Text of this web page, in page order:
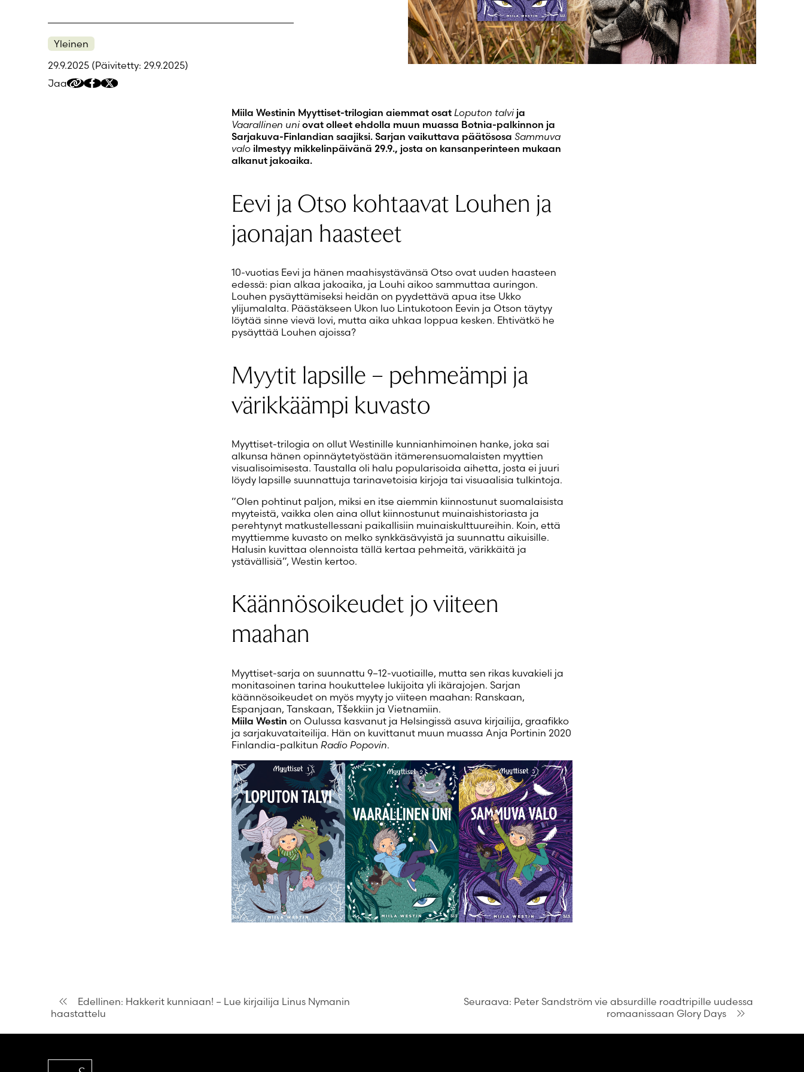
Luo uusi tili
Yleinen
29.9.2025 (Päivitetty: 29.9.2025)
Jaa
Kopioi
JaaJaa
Miila Westinin Myyttiset-trilogian aiemmat osat Loputon talvija
Vaarallinen uniovat olleet ehdolla muun muassa Botnia-palkinnon ja
Sarjakuva-Finlandian saajiksi. Sarjan vaikuttava päätösosa Sammuva
valoilmestyy mikkelinpäivänä 29.9., josta on kansanperinteen mukaan
alkanut jakoaika.
Eevi ja Otso kohtaavat Louhen ja
jaonajan haasteet
10-vuotias Eevi ja hänen maahisystävänsä Otso ovat uuden haasteen
edessä: pian alkaa jakoaika, ja Louhi aikoo sammuttaa auringon.
Louhen pysäyttämiseksi heidän on pyydettävä apua itse Ukko
ylijumalalta. Päästäkseen Ukon luo Lintukotoon Eevin ja Otson täytyy
löytää sinne vievä lovi, mutta aika uhkaa loppua kesken. Ehtivätkö he
pysäyttää Louhen ajoissa?
Myytit lapsille – pehmeämpi ja
värikkäämpi kuvasto
Myyttiset-trilogia on ollut Westinille kunnianhimoinen hanke, joka sai
alkunsa hänen opinnäytetyöstään itämerensuomalaisten myyttien
visualisoimisesta. Taustalla oli halu popularisoida aihetta, josta ei juuri
löydy lapsille suunnattuja tarinavetoisia kirjoja tai visuaalisia tulkintoja.
”Olen pohtinut paljon, miksi en itse aiemmin kiinnostunut suomalaisista
myyteistä, vaikka olen aina ollut kiinnostunut muinaishistoriasta ja
perehtynyt matkustellessani paikallisiin muinaiskulttuureihin. Koin, että
myyttiemme kuvasto on melko synkkäsävyistä ja suunnattu aikuisille.
Halusin kuvittaa olennoista tällä kertaa pehmeitä, värikkäitä ja
ystävällisiä”, Westin kertoo.
Käännösoikeudet jo viiteen
maahan
Myyttiset-sarja on suunnattu 9–12-vuotiaille, mutta sen rikas kuvakieli ja
monitasoinen tarina houkuttelee lukijoita yli ikärajojen. Sarjan
käännösoikeudet on myös myyty jo viiteen maahan: Ranskaan,
Espanjaan, Tanskaan, Tšekkiin ja Vietnamiin.
Miila Westin on Oulussa kasvanut ja Helsingissä asuva kirjailija, graafikko
ja sarjakuvataiteilija. Hän on kuvittanut muun muassa Anja Portinin 2020
Finlandia-palkitun Radio Popovin.
Artikkelien
selaus
Edellinen: Hakkerit kunniaan! – Lue kirjailija Linus Nymanin
haastattelu
Seuraava: Peter Sandström vie absurdille roadtripille uudessa
romaanissaan Glory Days